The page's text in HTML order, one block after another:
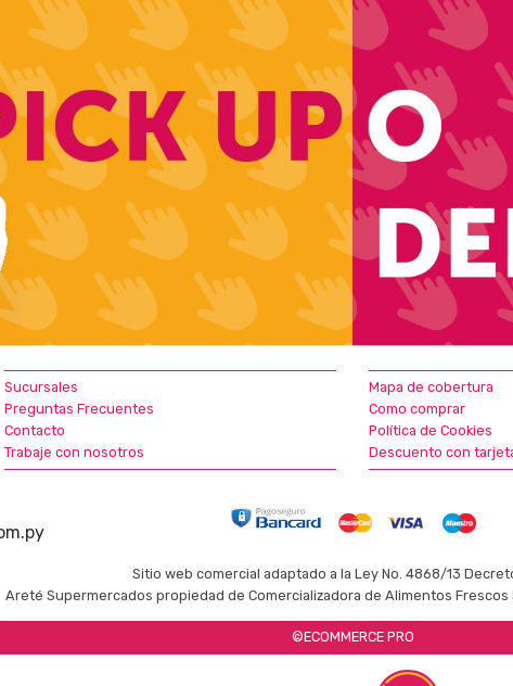
Sucursales
Preguntas Frecuentes
Contacto
Trabaje con nosotros
Mapa de cobertura
Como comprar
Política de Cookies
Descuento con
Sitio web comercial adaptado a la Ley No. 4868/13
Areté Supermercados propiedad de Comercializadora de Alimentos Frescos
©ECOMMERCE PRO